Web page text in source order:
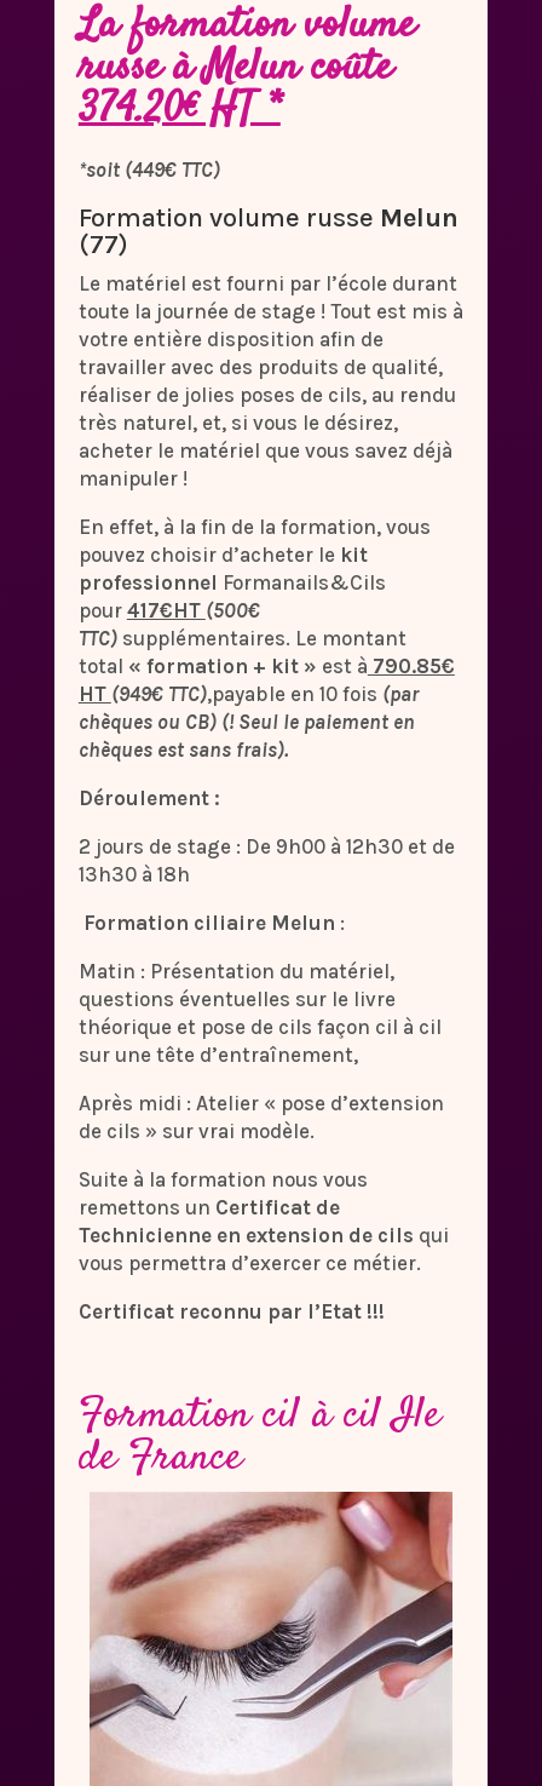
La formation volume
russe à Melun coûte
374.20€ HT *
*soit (449€ TTC)
Formation volume russe Melun
(77)
Le matériel est fourni par l’école durant
toute la journée de stage ! Tout est mis à
votre entière disposition afin de
travailler avec des produits de qualité,
réaliser de jolies poses de cils, au rendu
très naturel, et, si vous le désirez,
acheter le matériel que vous savez déjà
manipuler !
En effet, à la fin de la formation, vous
pouvez choisir d’acheter le kit
professionnel Formanails&Cils
pour 417€HT (500€
TTC) supplémentaires. Le montant
total « formation + kit » est à 790.85€
HT (949€ TTC),payable en 10 fois (par
chèques ou CB) (! Seul le paiement en
chèques est sans frais).
Déroulement :
2 jours de stage : De 9h00 à 12h30 et de
13h30 à 18h
Formation ciliaire Melun :
Matin : Présentation du matériel,
questions éventuelles sur le livre
théorique et pose de cils façon cil à cil
sur une tête d’entraînement,
Après midi : Atelier « pose d’extension
de cils » sur vrai modèle.
Suite à la formation nous vous
remettons un Certificat de
Technicienne en extension de cils qui
vous permettra d’exercer ce métier.
Certificat reconnu par l’Etat !!!
Formation cil à cil Ile
de France